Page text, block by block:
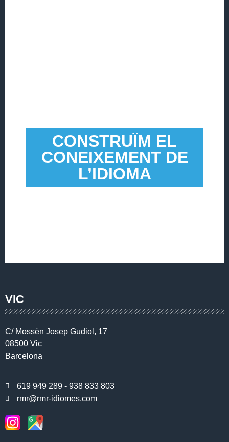
CONSTRUÏM EL
CONEIXEMENT DE
L’IDIOMA
VIC
C/ Mossèn Josep Gudiol, 17
08500 Vic
Barcelona
619 949 289 - 938 833 803
rmr@rmr-idiomes.com